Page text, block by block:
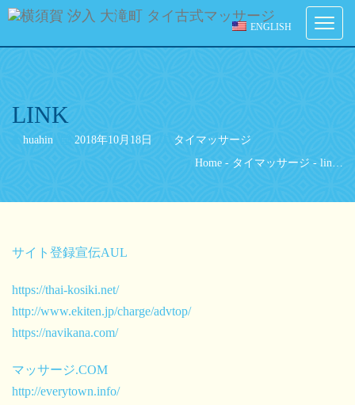
ENGLISH
Toggle
LINK
huahin 2018年10月18日
タイマッサージ
Home - タイマッサージ - lin…
サイト登録宣伝AUL
https://thai-kosiki.net/
http://www.ekiten.jp/charge/advtop/
https://navikana.com/
マッサージ.COM
http://everytown.info/
ご予約